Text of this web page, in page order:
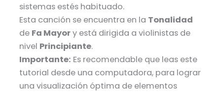
sistemas estés habituado.
Esta canción se encuentra en la Tonalidad
de Fa Mayory está dirigida a violinistas de
nivel Principiante.
Importante: Es recomendable que leas este
tutorial desde una computadora, para lograr
una visualización óptima de elementos